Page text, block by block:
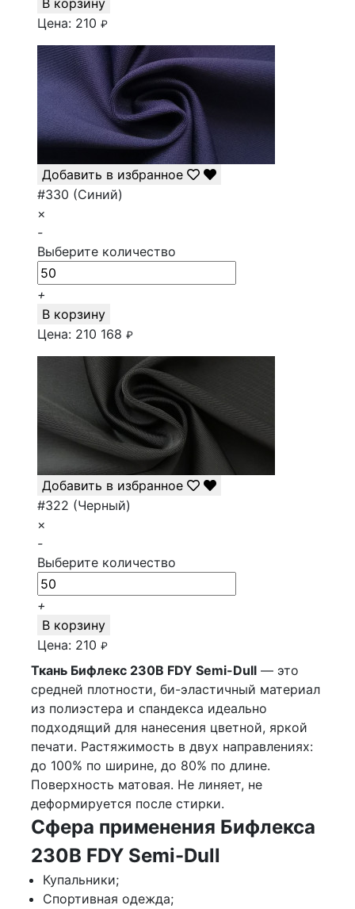
В корзину
Цена: 210 ₽
Добавить в избранное
#330 (Синий)
×
-
Выберите количество
+
В корзину
Цена: 210 168 ₽
Добавить в избранное
#322 (Черный)
×
-
Выберите количество
+
В корзину
Цена: 210 ₽
Ткань Бифлекс 230B FDY Semi-Dull — это
средней плотности, би-эластичный материал
из полиэстера и спандекса идеально
подходящий для нанесения цветной, яркой
печати. Растяжимость в двух направлениях:
до 100% по ширине, до 80% по длине.
Поверхность матовая. Не линяет, не
деформируется после стирки.
Сфера применения Бифлекса
230B FDY Semi-Dull
Купальники;
Спортивная одежда;